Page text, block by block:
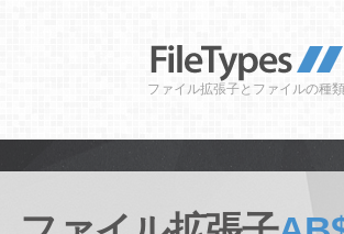
ファイル拡張子とファイルの種類